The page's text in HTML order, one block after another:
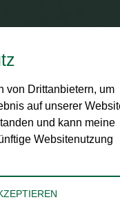
von Drittanbietern, um
auf unserer
und kann meine
Websitenutzung